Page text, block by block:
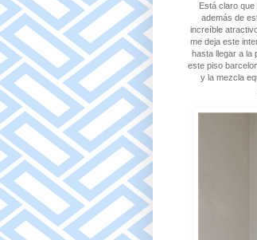
Está claro
además de
increíble
me deja este
hasta llegar a la
este piso
y la mezcla